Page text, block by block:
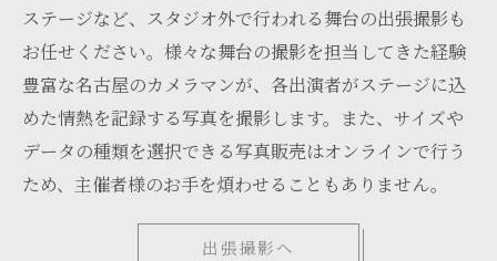
ステージなど、スタジオ外で行われる舞台の出張撮影も
お任せください。様々な舞台の撮影を担当してきた経験
豊富な名古屋のカメラマンが、各出演者がステージに込
めた情熱を記録する写真を撮影します。また、サイズや
データの種類を選択できる写真販売はオンラインで行う
ため、主催者様のお手を煩わせることもありません。
出張撮影へ